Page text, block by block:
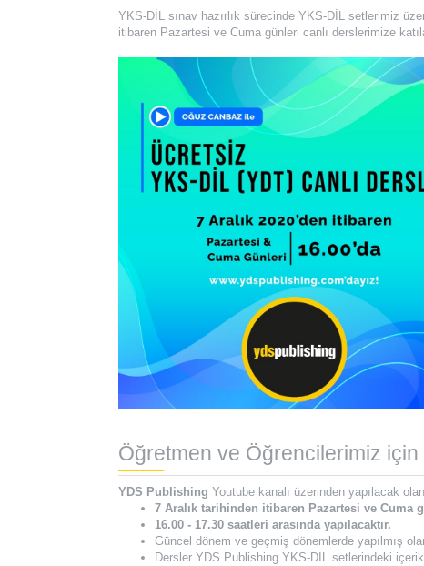
YKS-DİL sınav hazırlık sürecinde YKS-DİL setlerimiz
itibaren Pazartesi ve Cuma günleri canlı derslerimize
Öğretmen ve Öğrencilerimiz için
YDS Publishing Youtube kanalı üzerinden yapılacak
7 Aralık tarihinden itibaren Pazartesi ve Cuma
16.00 - 17.30 saatleri arasında yapılacaktır.
Güncel dönem ve geçmiş dönemlerde yapılmış
Dersler YDS Publishing YKS-DİL setlerindeki